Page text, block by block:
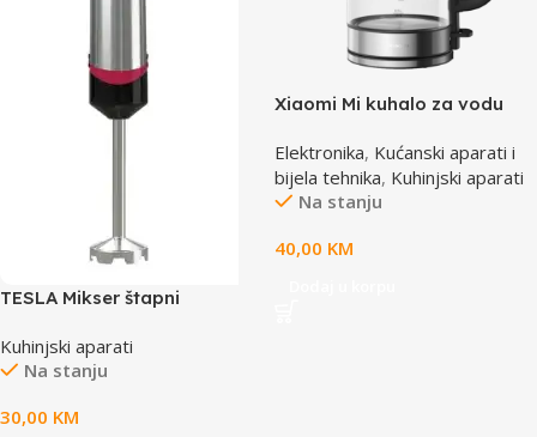
TESLA Mikser štapni
nožica; INOX oštrice; Brzina:
2; DC motor
Kuhinjski aparati
Na stanju
30,00 KM
Xiaomi Mi kuhalo za vodu
Elektronika, Kućanski aparati i
bijela tehnika, Kuhinjski aparati
Na stanju
40,00 KM